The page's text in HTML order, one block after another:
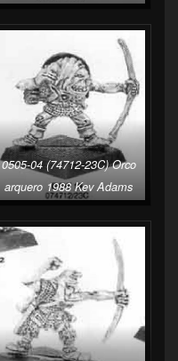
0505-04 (74712-23C) Orco
arquero 1988 Kev Adams